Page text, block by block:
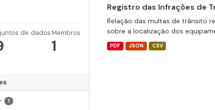
de dados Membros
1
1
Registro das Infrações de
Relação das multas de trânsito
sobre a localização dos
PDF JSON CSV